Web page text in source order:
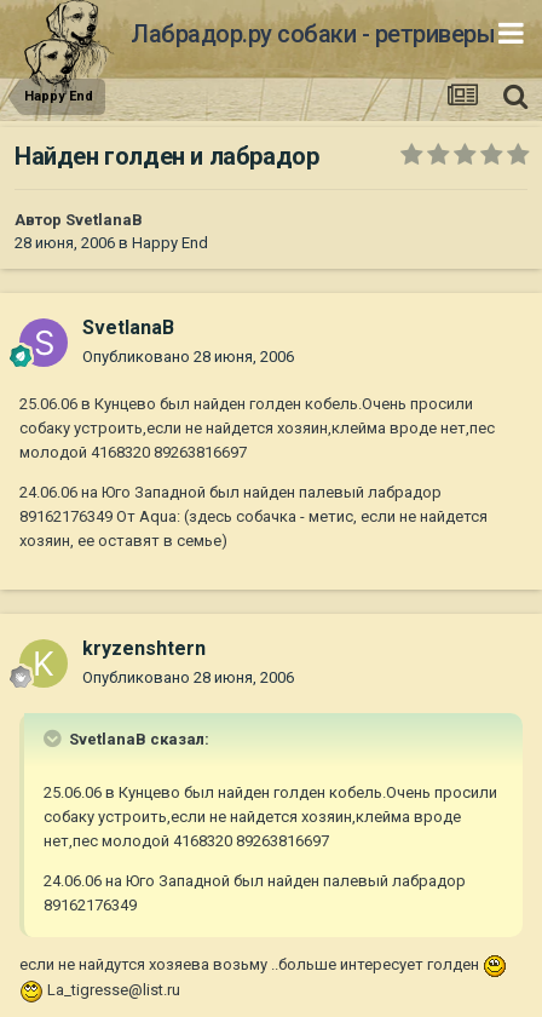
Лабрадор.ру собаки - ретриверы
Happy End
Найден голден и лабрадор
Автор SvetlanaB
28 июня, 2006 в Happy End
SvetlanaB
Опубликовано 28 июня, 2006
25.06.06 в Кунцево был найден голден кобель.Очень просили
собаку устроить,если не найдется хозяин,клейма вроде нет,пес
молодой 4168320 89263816697
24.06.06 на Юго Западной был найден палевый лабрадор
89162176349 От Aqua: (здесь собачка - метис, если не найдется
хозяин, ее оставят в семье)
kryzenshtern
Опубликовано 28 июня, 2006
SvetlanaB сказал:
25.06.06 в Кунцево был найден голден кобель.Очень просили
собаку устроить,если не найдется хозяин,клейма вроде
нет,пес молодой 4168320 89263816697
24.06.06 на Юго Западной был найден палевый лабрадор
89162176349
если не найдутся хозяева возьму ..больше интересует голден
La_tigresse@list.ru